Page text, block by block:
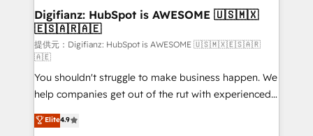
Transformation / Web Development • RevOps &
Sales Consulting • Marketing Automation What
makes us different? 🚀 Top 0.5% of global HubSpot
agencies ⚙️ The strongest technical ability and
integration capabilities 💼 Consultative, long-term
partners who will embed ourselves into your
business, processes and systems 🏢 We specialise in
working with mid-market and enterprise
Digifianz: HubSpot is AWESOME 🇺🇸🇲🇽
🇪🇸🇦🇷🇦🇪
提供元：Digifianz: HubSpot is AWESOME 🇺🇸🇲🇽🇪🇸🇦🇷
🇦🇪
You shouldn't struggle to make business happen. We
help companies get out of the rut with experienced,
process-oriented teams implementing HubSpot
Marketing, Sales, Service, CMS and Operations Hub,
Elite4.9